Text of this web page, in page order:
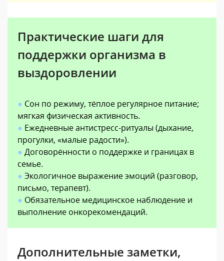
Практические шаги для
поддержки организма в
выздоровлении
● Сон по режиму, тёплое регулярное питание;
мягкая физическая активность.
● Ежедневные антистресс-ритуалы (дыхание,
прогулки, «малые радости»).
● Договорённости о поддержке и границах в
семье.
● Экологичное выражение эмоций (разговор,
письмо, терапевт).
● Обязательное медицинское наблюдение и
выполнение онкорекомендаций.
Дополнительные заметки,